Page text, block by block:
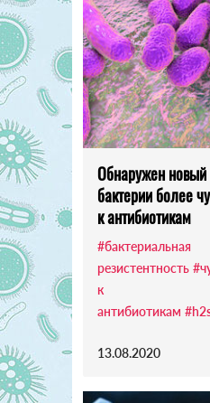
Обнаружен новый
бактерии более
к антибиотикам
#бактериальная
резистентность
к
антибиотикам
13.08.2020